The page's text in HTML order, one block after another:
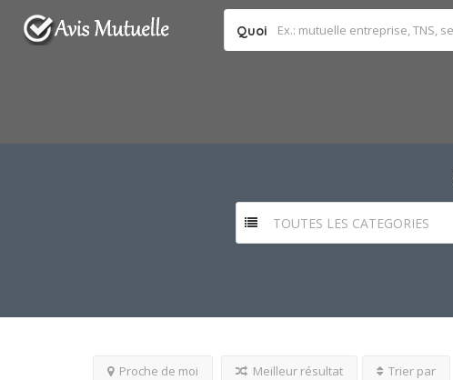
Quoi
TOUTES LES CATEGORIES
Proche de moi Meilleur résultat Trier par